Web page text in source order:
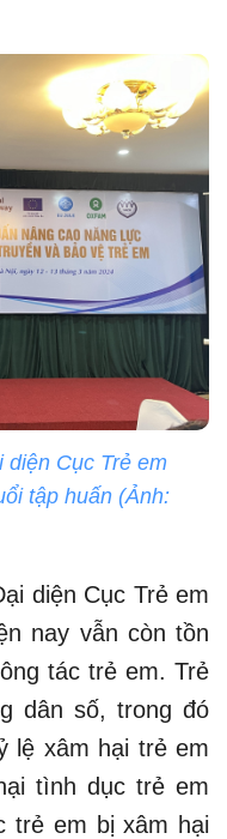
Cục Trẻ em
tập huấn (Ảnh:
diện Cục Trẻ em
nay vẫn còn tồn
tác trẻ em. Trẻ
dân số, trong đó
lệ xâm hại trẻ em
tình dục trẻ em
trẻ em bị xâm hại